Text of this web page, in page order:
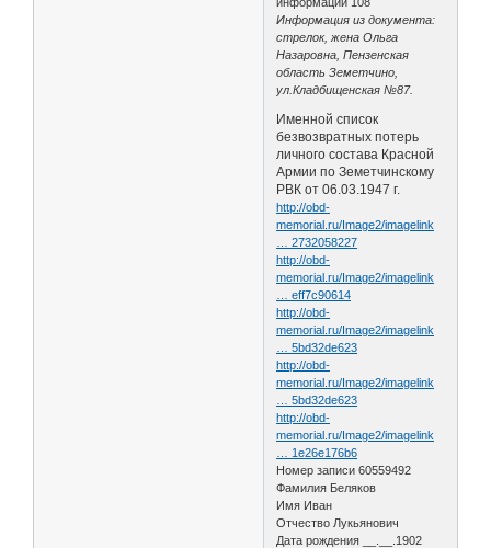
Информация из документа:
стрелок, жена Ольга
Назаровна, Пензенская
область Земетчино,
ул.Кладбищенская №87.
Именной список
безвозвратных потерь
личного состава Красной
Армии по Земетчинскому
РВК от 06.03.1947 г.
http://obd-
memorial.ru/Image2/imagelink
… 2732058227
http://obd-
memorial.ru/Image2/imagelink
… eff7c90614
http://obd-
memorial.ru/Image2/imagelink
… 5bd32de623
http://obd-
memorial.ru/Image2/imagelink
… 5bd32de623
http://obd-
memorial.ru/Image2/imagelink
… 1e26e176b6
Номер записи 60559492
Фамилия Беляков
Имя Иван
Отчество Лукьянович
Дата рождения __.__.1902